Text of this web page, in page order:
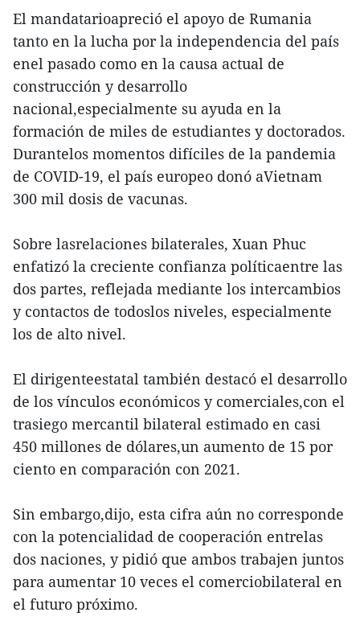
El mandatarioapreció el apoyo de Rumania
tanto en la lucha por la independencia del país
enel pasado como en la causa actual de
construcción y desarrollo
nacional,especialmente su ayuda en la
formación de miles de estudiantes y doctorados.
Durantelos momentos difíciles de la pandemia
de COVID-19, el país europeo donó aVietnam
300 mil dosis de vacunas.
Sobre lasrelaciones bilaterales, Xuan Phuc
enfatizó la creciente confianza políticaentre las
dos partes, reflejada mediante los intercambios
y contactos de todoslos niveles, especialmente
los de alto nivel.
El dirigenteestatal también destacó el desarrollo
de los vínculos económicos y comerciales,con el
trasiego mercantil bilateral estimado en casi
450 millones de dólares,un aumento de 15 por
ciento en comparación con 2021.
Sin embargo,dijo, esta cifra aún no corresponde
con la potencialidad de cooperación entrelas
dos naciones, y pidió que ambos trabajen juntos
para aumentar 10 veces el comerciobilateral en
el futuro próximo.